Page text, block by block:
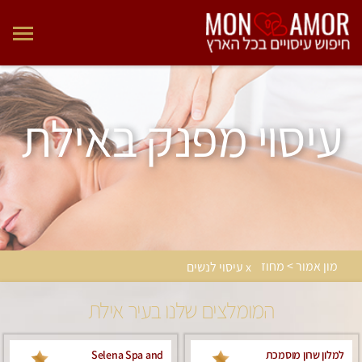
עיסוי מפנק באילת
מון אמור > מחוז x עיסוי לנשים
המומלצים שלנו בעיר אילת
למלון שרון מוסמכת
Selena Spa and